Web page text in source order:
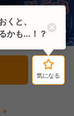
気になる
気になる
と、
かも...！？